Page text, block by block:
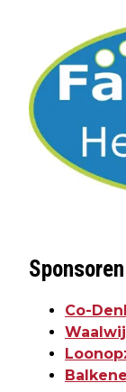
Sponsoren
Co-